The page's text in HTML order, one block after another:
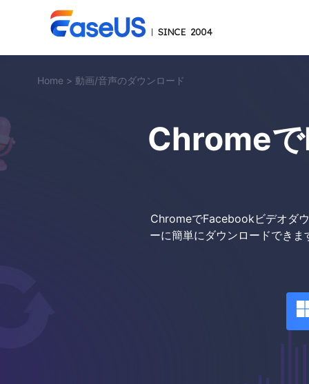
Home > 動画/音声のダウンロード
Chrome
ChromeでFacebookビデオダ
ーに簡単にダウンロードでき